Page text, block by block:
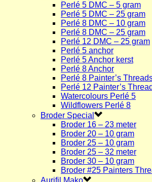
Perlé 5 DMC – 5 gram
Perlé 5 DMC – 25 gram
Perlé 8 DMC – 10 gram
Perlé 8 DMC – 25 gram
Perlé 12 DMC – 25 gram
Perlé 5 anchor
Perlé 5 Anchor kerst
Perlé 8 Anchor
Perlé 8 Painter’s
Perlé 12 Painter’s
Watercolours Perlé 5
Wildflowers Perlé 8
Broder Special
Broder 16 – 23 meter
Broder 20 – 10 gram
Broder 25 – 10 gram
Broder 25 – 32 meter
Broder 30 – 10 gram
Broder #25 Painters
Aurifil Mako